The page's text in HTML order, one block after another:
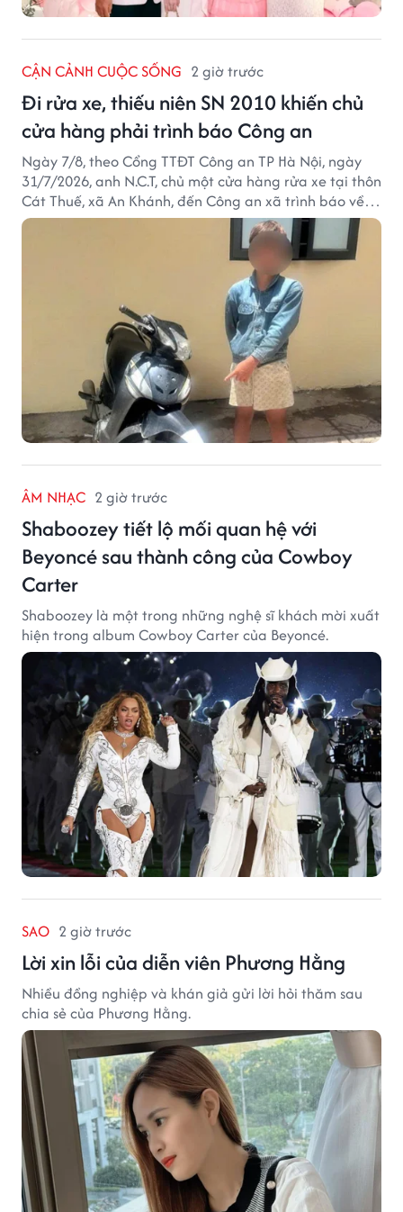
CẬN CẢNH CUỘC SỐNG 2 giờ trước
Đi rửa xe, thiếu niên SN 2010 khiến chủ
cửa hàng phải trình báo Công an
Ngày 7/8, theo Cổng TTĐT Công an TP Hà Nội, ngày
31/7/2026, anh N.C.T, chủ một cửa hàng rửa xe tại thôn
Cát Thuế, xã An Khánh, đến Công an xã trình báo về
việc bị mất trộm chiếc xe máy Honda Wave. Trong cốp
xe còn có nhiều giấy tờ cá nhân và khoảng 1,2 triệu
ÂM NHẠC 2 giờ trước
Shaboozey tiết lộ mối quan hệ với
Beyoncé sau thành công của Cowboy
Carter
Shaboozey là một trong những nghệ sĩ khách mời xuất
hiện trong album Cowboy Carter của Beyoncé.
SAO 2 giờ trước
Lời xin lỗi của diễn viên Phương Hằng
Nhiều đồng nghiệp và khán giả gửi lời hỏi thăm sau
chia sẻ của Phương Hằng.